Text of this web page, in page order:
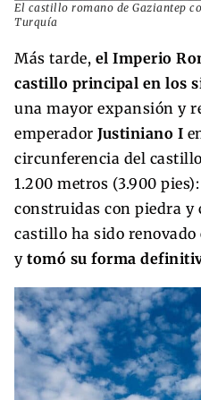
El castillo romano de Gaziantep
Turquía
Más tarde, el Imperio
castillo principal en los
una mayor expansión y
emperador Justiniano I
circunferencia del
1.200 metros (3.900
construidas con piedra y
castillo ha sido renovado
ytomó su forma